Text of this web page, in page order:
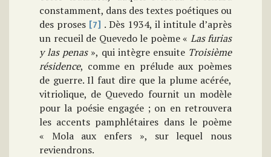
constamment, dans des textes poétiques ou
des proses [7] . Dès 1934, il intitule d’après
un recueil de Quevedo le poème « Las furias
y las penas », qui intègre ensuite Troisième
résidence, comme en prélude aux poèmes
de guerre. Il faut dire que la plume acérée,
vitriolique, de Quevedo fournit un modèle
pour la poésie engagée ; on en retrouvera
les accents pamphlétaires dans le poème
« Mola aux enfers », sur lequel nous
reviendrons.